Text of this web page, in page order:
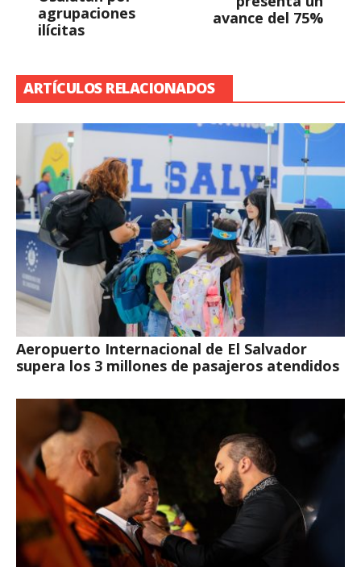
agrupaciones
ilícitas
avance del 75%
ARTÍCULOS RELACIONADOS
Aeropuerto Internacional de El Salvador
supera los 3 millones de pasajeros atendidos